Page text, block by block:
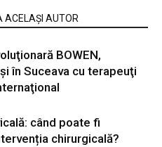
ACELAȘI AUTOR
BOWEN,
în Suceava cu terapeuţi
când poate fi
chirurgicală?